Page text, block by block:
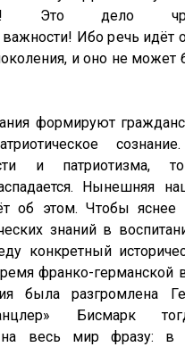
Это дело
важности! Ибо речь идёт
и оно не может
формируют
и патриотизма,
Нынешняя
об этом. Чтобы яснее
знаний в
конкретный
франко-германской
была разгромлена
Бисмарк
весь мир фразу: в